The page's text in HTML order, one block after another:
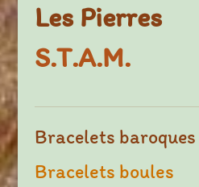
Les Pierres
S.T.A.M.
Bracelets baroques
Bracelets boules